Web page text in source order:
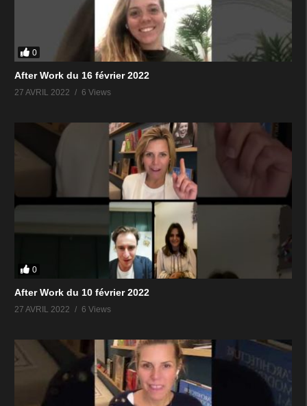
0
After Work du 16 février 2022
27 AVRIL 2022 6 Views
0
After Work du 10 février 2022
27 AVRIL 2022 6 Views